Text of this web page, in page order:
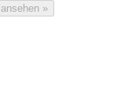
Auswertung ansehen »